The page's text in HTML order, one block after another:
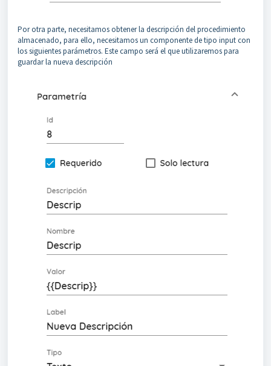
Por otra parte, necesitamos obtener la descripción del procedimiento
almacenado, para ello, necesitamos un componente de tipo input con
los siguientes parámetros. Este campo será el que utilizaremos para
guardar la nueva descripción